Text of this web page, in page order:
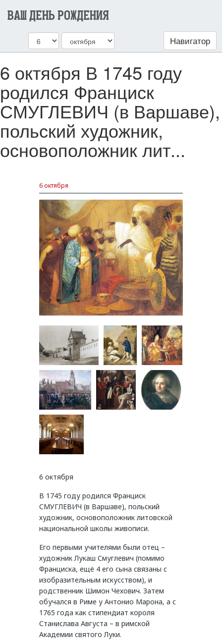
ВАШ ДЕНЬ РОЖДЕНИЯ
Навигатор
6 октября В 1745 году
родился Франциск
СМУГЛЕВИЧ (в Варшаве),
польский художник,
основоположник лит...
6 октября
6 октября
В 1745 году родился Франциск
СМУГЛЕВИЧ (в Варшаве), польский
художник, основоположник литовской
национальной школы живописи.
Его первыми учителями были отец –
художник Лукаш Смуглевич (помимо
Франциска, ещё 4 его сына связаны с
изобразительным искусством), и
родственник Шимон Чехович. Затем
обучался в Риме у Антонио Марона, а с
1765 года как стипендиат короля
Станислава Августа – в римской
Академии святого Луки.